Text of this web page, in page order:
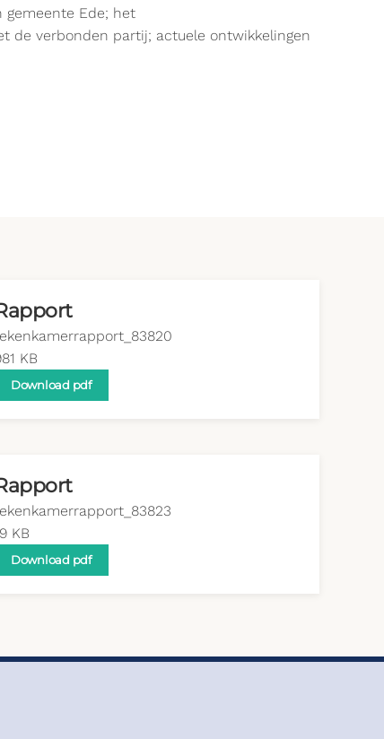
gemeente Ede; het
de verbonden partij; actuele ontwikkelingen
KB
Download pdf
KB
Download pdf